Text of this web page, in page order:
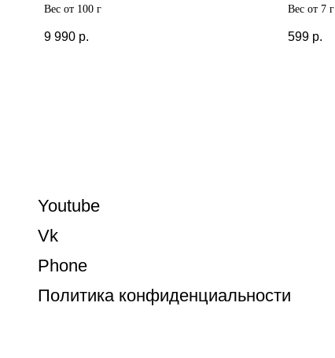
Вес от 100 г
9 990 р.
Вес от 7 г
599 р.
Youtube
Vk
Phone
Политика конфиденциальности